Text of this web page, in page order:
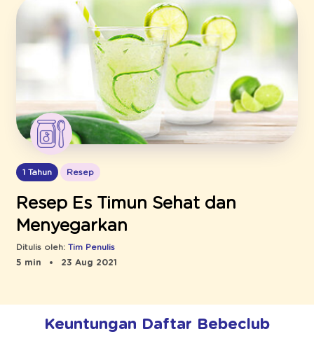
1 Tahun Resep
Resep Es Timun Sehat dan
Menyegarkan
Ditulis oleh: Tim Penulis
5 min
23 Aug 2021
Keuntungan Daftar Bebeclub